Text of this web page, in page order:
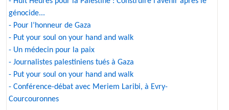
génocide...
- Pour l’honneur de Gaza
- Put your soul on your hand and walk
- Un médecin pour la paix
- Journalistes palestiniens tués à Gaza
- Put your soul on your hand and walk
- Conférence-débat avec Meriem Laribi, à Evry-
Courcouronnes